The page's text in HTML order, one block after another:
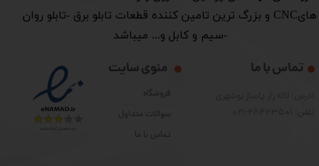
هایCNC و بزرگ ترین تامین کننده قطعات تابلو برق -تابلو روان
-سیم و کابل و... میباشد
منوی سایت
فروشگاه
سوالات متداول
تماس با ما
تماس با ما